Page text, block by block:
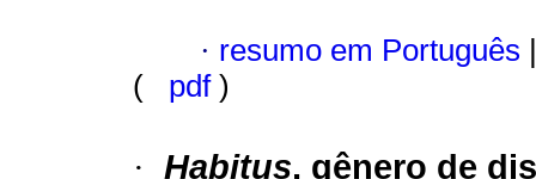
· resumo em Português
(
pdf )
· Habitus, gênero de